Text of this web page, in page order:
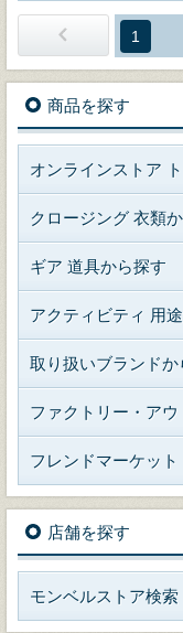
1
商品を探す
オンラインストア
クロージング 衣類
ギア 道具から探す
アクティビティ 用
取り扱いブランドか
ファクトリー・ア
フレンドマーケット
店舗を探す
モンベルストア検索